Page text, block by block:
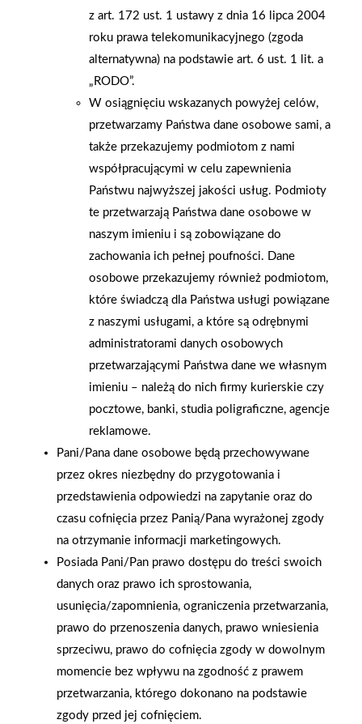
wysokość to 80 cm. Ułatwieniem jest praktyczna podziałka
przydatna podczas przycinania tapety. Wybierzmy lekki model,
który łatwo się składa i rozkłada, a po złożeniu ma niewielkie
wymiary. Potrzebne nam będą również nożyce do tapet, które
wykorzystamy do przycinania rozwiniętych brytów tapety.
Kolejne niezbędne narzędzie do tapetowania to szeroki pędzel
ławkowiec z włókna syntetycznego, do nanoszenia kleju na
tapetę. Pędzel tapetowy ma dużą powierzchnię roboczą – jego
długie i szerokie włosie (np. 3 x 10-12 cm) usprawnia
i przyspiesza prace. Wygodzie prac sprzyja plastikowy haczyk
na trzonku, który sprawia, że pędzel można zawiesić na rancie
wiaderka i nie wpadnie do kleju. Klej będzie nam najwygodniej
nanosić z plastikowego wiaderka. Tapetowanie ścianPion
sznurkowy pomocny będzie przy wyznaczaniu pionu ścian.
Przyklejoną do ściany tapetę należy dociskać narzędziem
dopasowanym do rodzaju tapety. Najczęściej jest to gumowy
wałek. Do tapet flizelinowych odpowiednia będzie specjalnie
wyprofilowana szpachla dociskowa z tworzywa sztucznego.
Miękkie szczotki służą przede wszystkim do dociskania tapet
papierowych. Ich użycie pozwoli usunąć pęcherze powietrza
i dokładnie rozprowadzić klej pod tapetą. Do dociskania
brzegów brytów do podłoża należy zastosować specjalny
wałek do dociskania styków tapet. Jeśli zastosowaliśmy
wytłaczaną tapetę papierową, dociskajmy ją rolką z miękkiego
tworzywa sztucznego lub jedynie czystą ściereczką. W trudno
dostępnych miejscach, np. na styku ściany z sufitem, do
dociskania wykorzystajmy plastikową szpachlę lub szczotkę
tapeciarską. Do zbierania nadmiaru kleju w miejscach styku
przydatna będzie wilgotna gąbka lub ściereczka. Naddatki
tapety na suficie i podłodze trzeba będzie obciąć ostrym
nożykiem introligatorskim – wilgotną tapetę łatwo podrzeć.
Wygodna w użyciu jest szyna do dokładnego docinania tapet u
dołu ściany. Wzdłuż szyny z łatwością przytniemy tapetę u
z art. 172 ust. 1 ustawy z dnia 16 lipca 2004
roku prawa telekomunikacyjnego (zgoda
alternatywna) na podstawie art. 6 ust. 1 lit. a
„RODO”.
W osiągnięciu wskazanych powyżej celów,
przetwarzamy Państwa dane osobowe sami, a
także przekazujemy podmiotom z nami
współpracującymi w celu zapewnienia
Państwu najwyższej jakości usług. Podmioty
te przetwarzają Państwa dane osobowe w
naszym imieniu i są zobowiązane do
zachowania ich pełnej poufności. Dane
osobowe przekazujemy również podmiotom,
które świadczą dla Państwa usługi powiązane
z naszymi usługami, a które są odrębnymi
administratorami danych osobowych
przetwarzającymi Państwa dane we własnym
imieniu – należą do nich firmy kurierskie czy
pocztowe, banki, studia poligraficzne, agencje
reklamowe.
Pani/Pana dane osobowe będą przechowywane
przez okres niezbędny do przygotowania i
przedstawienia odpowiedzi na zapytanie oraz do
czasu cofnięcia przez Panią/Pana wyrażonej zgody
na otrzymanie informacji marketingowych.
Posiada Pani/Pan prawo dostępu do treści swoich
danych oraz prawo ich sprostowania,
usunięcia/zapomnienia, ograniczenia przetwarzania,
prawo do przenoszenia danych, prawo wniesienia
sprzeciwu, prawo do cofnięcia zgody w dowolnym
momencie bez wpływu na zgodność z prawem
przetwarzania, którego dokonano na podstawie
zgody przed jej cofnięciem.